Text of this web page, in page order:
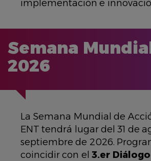
implementación e
Semana
2026
La Semana Mundial de
ENT tendrá lugar del 31 de
septiembre de 2026.
coincidir con el3.er Diálogo